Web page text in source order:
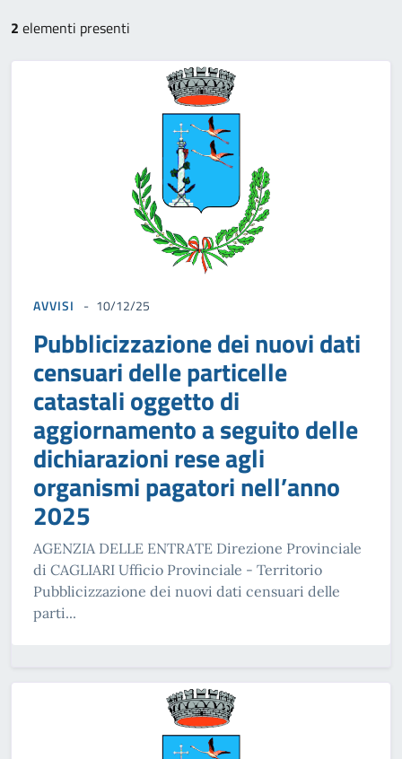
2 elementi presenti
AVVISI 10/12/25
Pubblicizzazione dei nuovi dati
censuari delle particelle
catastali oggetto di
aggiornamento a seguito delle
dichiarazioni rese agli
organismi pagatori nell’anno
2025
AGENZIA DELLE ENTRATE Direzione Provinciale
di CAGLIARI Ufficio Provinciale - Territorio
Pubblicizzazione dei nuovi dati censuari delle
parti...